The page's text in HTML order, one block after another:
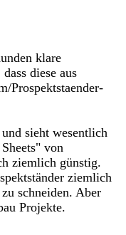
klare
diese aus
Prospektstaender-
sieht wesentlich
von
ziemlich günstig.
ziemlich
schneiden. Aber
Projekte.